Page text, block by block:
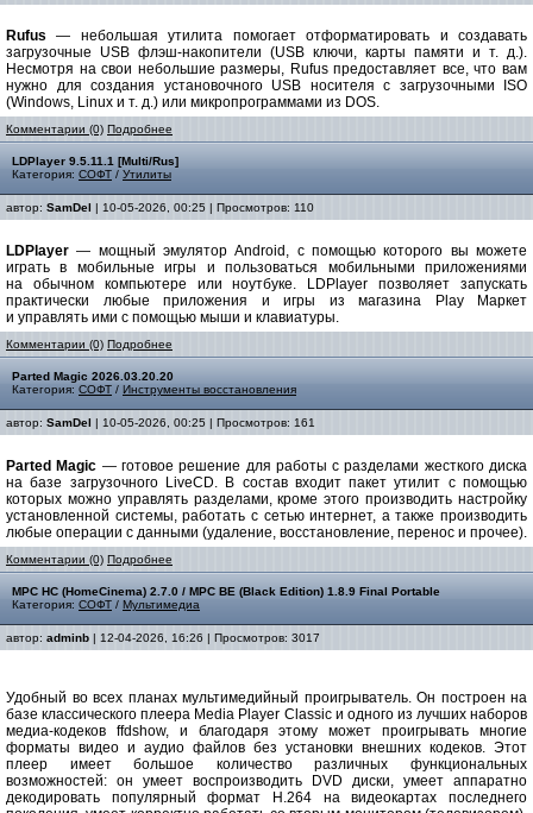
Rufus — небольшая утилита помогает отформатировать и создавать
загрузочные USB флэш-накопители (USB ключи, карты памяти и т. д.).
Несмотря на свои небольшие размеры, Rufus предоставляет все, что вам
нужно для создания установочного USB носителя с загрузочными ISO
(Windows, Linux и т. д.) или микропрограммами из DOS.
Комментарии (0) Подробнее
LDPlayer 9.5.11.1 [Multi/Rus]
Категория: СОФТ / Утилиты
автор: SamDel | 10-05-2026, 00:25 | Просмотров: 110
LDPlayer — мощный эмулятор Android, с помощью которого вы можете
играть в мобильные игры и пользоваться мобильными приложениями
на обычном компьютере или ноутбуке. LDPlayer позволяет запускать
практически любые приложения и игры из магазина Play Маркет
и управлять ими с помощью мыши и клавиатуры.
Комментарии (0) Подробнее
Parted Magic 2026.03.20.20
Категория: СОФТ / Инструменты восстановления
автор: SamDel | 10-05-2026, 00:25 | Просмотров: 161
Parted Magic — готовое решение для работы с разделами жесткого диска
на базе загрузочного LiveCD. В состав входит пакет утилит с помощью
которых можно управлять разделами, кроме этого производить настройку
установленной системы, работать с сетью интернет, а также производить
любые операции с данными (удаление, восстановление, перенос и прочее).
Комментарии (0) Подробнее
MPC HC (HomeCinema) 2.7.0 / MPC BE (Black Edition) 1.8.9 Final Portable
Категория: СОФТ / Мультимедиа
автор: adminb | 12-04-2026, 16:26 | Просмотров: 3017
Удобный во всех планах мультимедийный проигрыватель. Он построен на
базе классического плеера Media Player Classic и одного из лучших наборов
медиа-кодеков ffdshow, и благодаря этому может проигрывать многие
форматы видео и аудио файлов без установки внешних кодеков. Этот
плеер имеет большое количество различных функциональных
возможностей: он умеет воспроизводить DVD диски, умеет аппаратно
декодировать популярный формат H.264 на видеокартах последнего